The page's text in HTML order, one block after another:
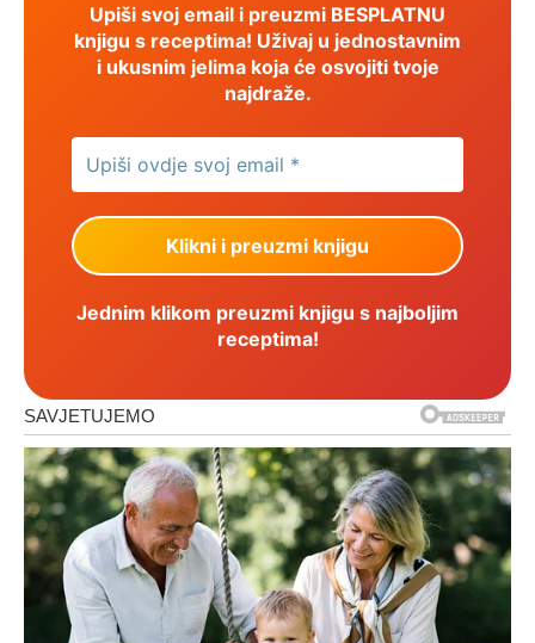
Upiši svoj email i preuzmi BESPLATNU
knjigu s receptima! Uživaj u jednostavnim
i ukusnim jelima koja će osvojiti tvoje
najdraže.
Jednim klikom preuzmi knjigu s najboljim
receptima!